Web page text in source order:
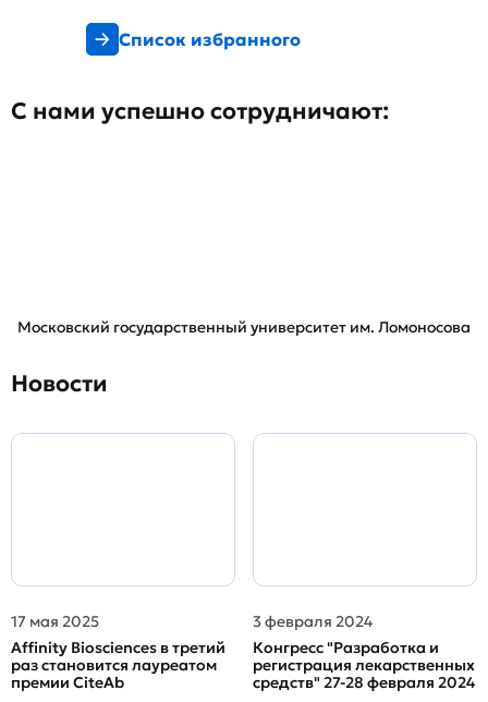
Список избранного
С нами успешно сотрудничают:
Московский государственный университет им. Ломоносова
Новости
17 мая 2025
Affinity Biosciences в третий
раз становится лауреатом
премии CiteAb
3 февраля 2024
Конгресс "Разработка и
регистрация лекарственных
средств" 27-28 февраля 2024